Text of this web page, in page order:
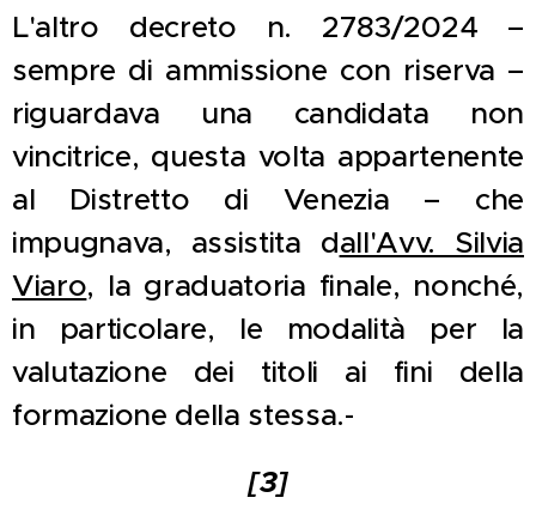
L'altro decreto n. 2783/2024 –
sempre di ammissione con riserva –
riguardava una candidata non
vincitrice, questa volta appartenente
al Distretto di Venezia – che
impugnava, assistita dall'Avv. Silvia
Viaro, la graduatoria finale, nonché,
in particolare, le modalità per la
valutazione dei titoli ai fini della
formazione della stessa.-
[3]